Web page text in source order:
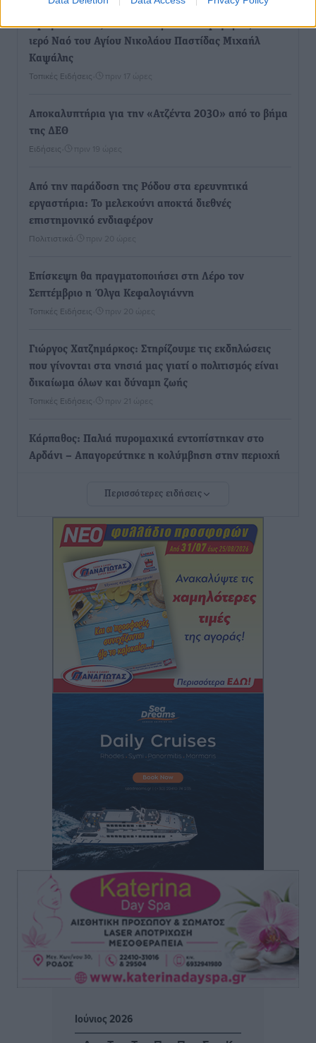
Έφυγε από τη ζωή ο επί σειρά ετών εφημέριος στον
ιερό Ναό του Αγίου Νικολάου Παστίδας Μιχαήλ
Καψάλης
Τοπικές Ειδήσεις πριν 17 ώρες
Αποκαλυπτήρια για την «Ατζέντα 2030» από το βήμα
της ΔΕΘ
Ειδήσεις πριν 19 ώρες
Από την παράδοση της Ρόδου στα ερευνητικά
εργαστήρια: Το μελεκούνι αποκτά διεθνές
επιστημονικό ενδιαφέρον
Πολιτιστικά πριν 20 ώρες
Επίσκεψη θα πραγματοποιήσει στη Λέρο τον
Σεπτέμβριο η Όλγα Κεφαλογιάννη
Τοπικές Ειδήσεις πριν 20 ώρες
Γιώργος Χατζημάρκος: Στηρίζουμε τις εκδηλώσεις
που γίνονται στα νησιά μας γιατί ο πολιτισμός είναι
δικαίωμα όλων και δύναμη ζωής
Τοπικές Ειδήσεις πριν 21 ώρες
Κάρπαθος: Παλιά πυρομαχικά εντοπίστηκαν στο
Αρδάνι – Απαγορεύτηκε η κολύμβηση στην περιοχή
εφησυχασμού» – Σε πλήρη ετοιμότητα ο μηχανισμός
Ειδήσεις• πριν 22 ώρες
Καιρός: Επιμένουν οι υψηλές θερμοκρασίες – Ισχυρά
μελτέμια έως 9 μποφόρ, σε «Red Code» 6 περιοχές
Τοπικές Ειδήσεις πριν 23 ώρες
Τα φοιτητικά ενοίκια «τινάζουν στον αέρα» τους
οικογενειακούς προϋπολογισμούς
Ειδήσεις• πριν 23 ώρες
Δυνάμεις στη νήσο Ρω
34.000 αναχωρούν σήμερα μόνο από τον Πειραιά
Ειδήσεις• πριν 23 ώρες
Μόνιμες θέσεις στους παιδικούς σταθμούς: Οι
προϋποθέσεις, η 24μηνη εμπειρία και οι προθεσμίες
για τους δήμους
Τοπικές Ειδήσεις• πριν 23 ώρες
Δεύτερη πηγή εισοδήματος για τους επαγγελματίες
ψαράδες ο αλιευτικός τουρισμός
Περισσότερες ειδήσεις
Ιούνιος 2026